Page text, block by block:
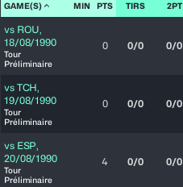
GAME(S) MIN PTS TIRS 2PT
vs ROU,
18/08/1990
Tour
Préliminaire
0 0/0 0/0
vs TCH,
19/08/1990
Tour
Préliminaire
0 0/0 0/0
vs ESP,
20/08/1990
Tour
Préliminaire
4 0/0 0/0